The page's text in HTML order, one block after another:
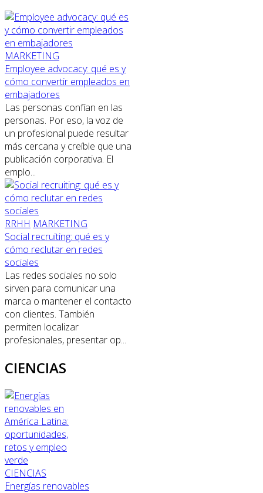
MARKETING
Employee advocacy: qué es y
cómo convertir empleados en
embajadores
Las personas confían en las
personas. Por eso, la voz de
un profesional puede resultar
más cercana y creíble que una
publicación corporativa. El
emplo...
RRHH MARKETING
Social recruiting: qué es y
cómo reclutar en redes
sociales
Las redes sociales no solo
sirven para comunicar una
marca o mantener el contacto
con clientes. También
permiten localizar
profesionales, presentar op...
CIENCIAS
CIENCIAS
Energías renovables